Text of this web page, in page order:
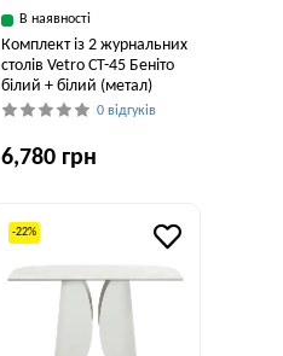
В наявності
Комплект із 2 журнальних
столів Vetro CT-45 Беніто
білий + білий (метал)
0 відгуків
6,780 грн
-22%